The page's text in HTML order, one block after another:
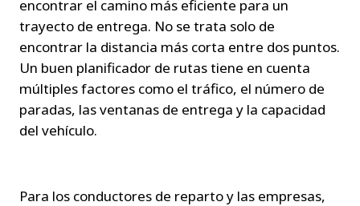
encontrar el camino más eficiente para un
trayecto de entrega. No se trata solo de
encontrar la distancia más corta entre dos puntos.
Un buen planificador de rutas tiene en cuenta
múltiples factores como el tráfico, el número de
paradas, las ventanas de entrega y la capacidad
del vehículo.
Para los conductores de reparto y las empresas,